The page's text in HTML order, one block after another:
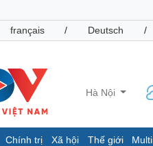
français / Deutsch /
Hà Nội
Chính trị Xã hội Thế giới